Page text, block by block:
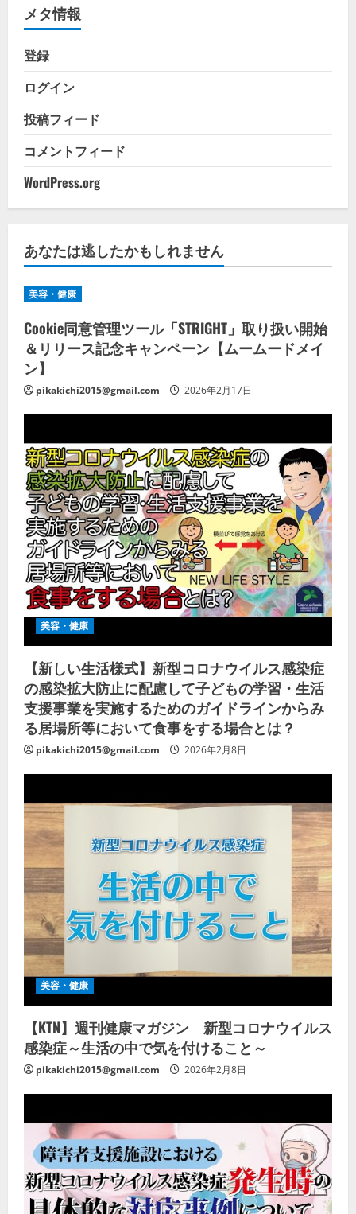
ー
メタ情報
登録
ログイン
投稿フィード
コメントフィード
WordPress.org
あなたは逃したかもしれません
美容・健康
Cookie同意管理ツール「STRIGHT」取り扱い開始
＆リリース記念キャンペーン【ムームードメイ
ン】
pikakichi2015@gmail.com 2026年2月17日
美容・健康
【新しい生活様式】新型コロナウイルス感染症
の感染拡大防止に配慮して子どもの学習・生活
支援事業を実施するためのガイドラインからみ
る居場所等において食事をする場合とは？
pikakichi2015@gmail.com 2026年2月8日
美容・健康
【KTN】週刊健康マガジン 新型コロナウイルス
感染症～生活の中で気を付けること～
pikakichi2015@gmail.com 2026年2月8日